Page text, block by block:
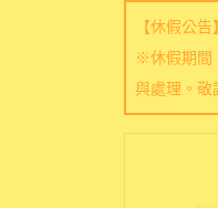
【休假公
※休假期間
與處理。敬